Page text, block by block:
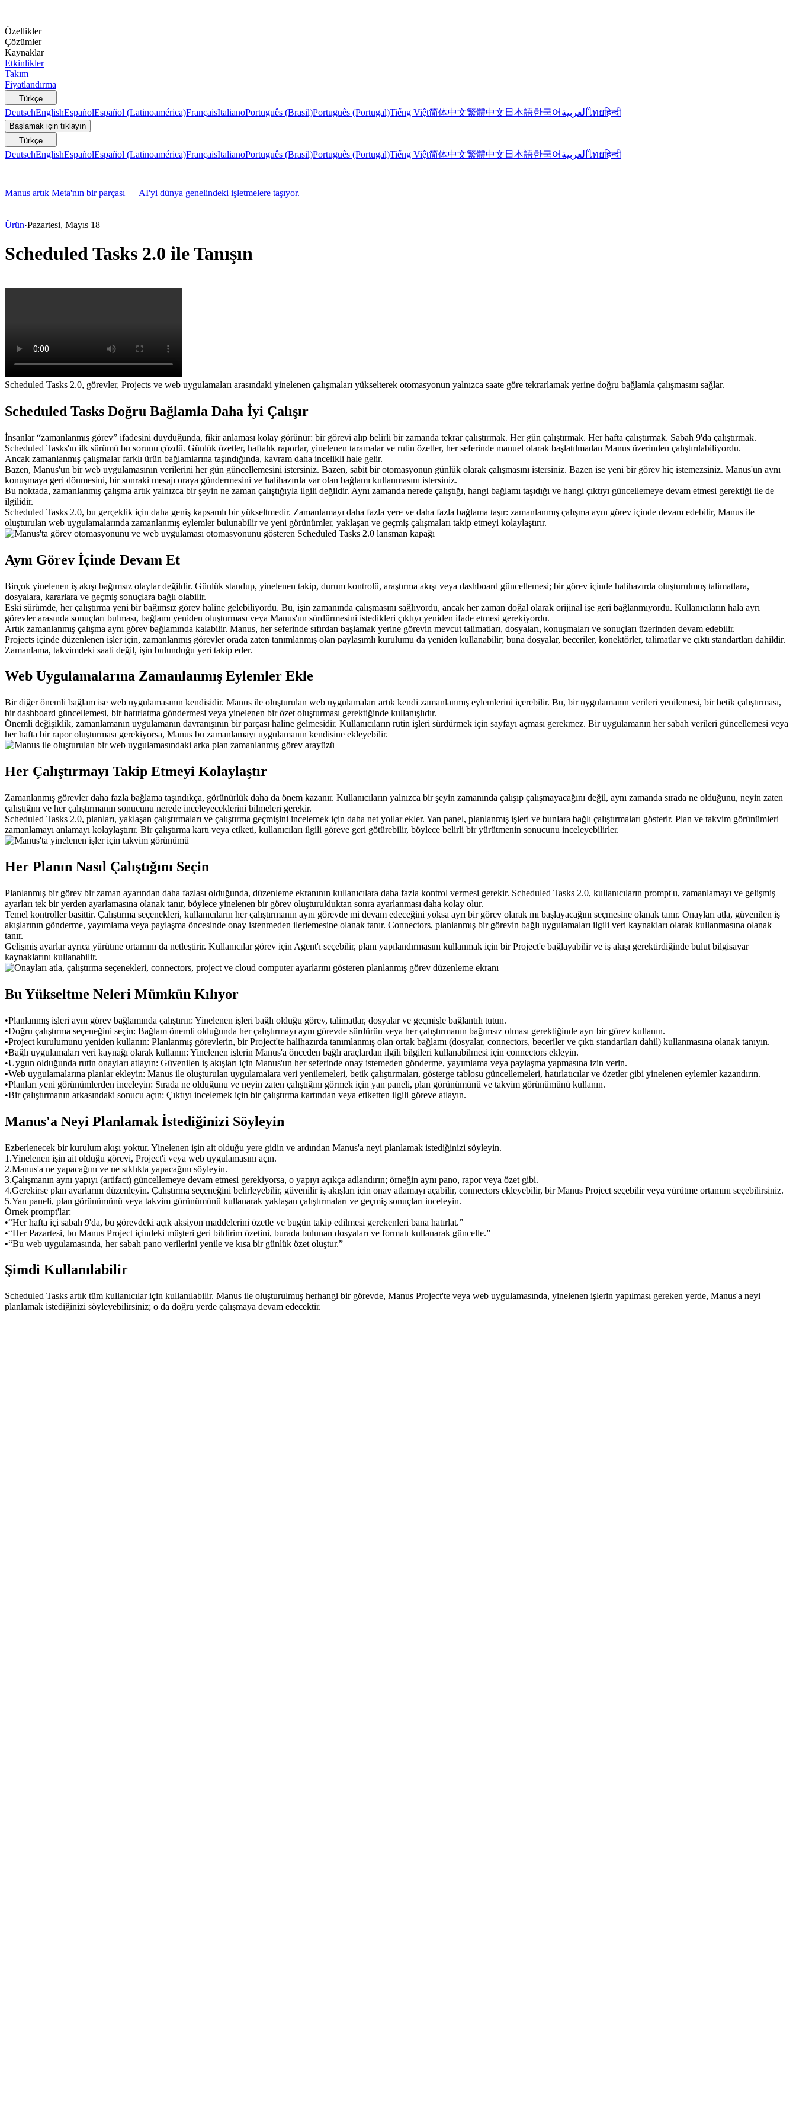
Özellikler
Çözümler
Kaynaklar
Etkinlikler
Takım
Fiyatlandırma
Türkçe
DeutschEnglishEspañolEspañol (Latinoamérica)FrançaisItalianoPortuguês (Brasil)Português (Portugal)Tiếng Việt简体中文繁體中文 日本語한국어 العربيةไทยहिन्दी
Başlamak için tıklayın
Türkçe
DeutschEnglishEspañolEspañol (Latinoamérica)FrançaisItalianoPortuguês (Brasil)Português (Portugal)Tiếng Việt简体中文繁體中文 日本語한국어 العربيةไทยहिन्दी
Manus artık Meta'nın bir parçası — AI'yi dünya genelindeki işletmelere taşıyor.
Ürün·Pazartesi, Mayıs 18
Scheduled Tasks 2.0 ile Tanışın
Scheduled Tasks 2.0, görevler, Projects ve web uygulamaları arasındaki yinelenen çalışmaları yükselterek otomasyonun yalnızca saate göre tekrarlamak yerine doğru bağlamla çalışmasını sağlar.
Scheduled Tasks Doğru Bağlamla Daha İyi Çalışır
İnsanlar “zamanlanmış görev” ifadesini duyduğunda, fikir anlaması kolay görünür: bir görevi alıp belirli bir zamanda tekrar çalıştırmak. Her gün çalıştırmak. Her hafta çalıştırmak. Sabah 9'da çalıştırmak.
Scheduled Tasks'ın ilk sürümü bu sorunu çözdü. Günlük özetler, haftalık raporlar, yinelenen taramalar ve rutin özetler, her seferinde manuel olarak başlatılmadan Manus üzerinden çalıştırılabiliyordu.
Ancak zamanlanmış çalışmalar farklı ürün bağlamlarına taşındığında, kavram daha incelikli hale gelir.
Bazen, Manus'un bir web uygulamasının verilerini her gün güncellemesini istersiniz. Bazen, sabit bir otomasyonun günlük olarak çalışmasını istersiniz. Bazen ise yeni bir görev hiç istemezsiniz. Manus'un aynı
konuşmaya geri dönmesini, bir sonraki mesajı oraya göndermesini ve halihazırda var olan bağlamı kullanmasını istersiniz.
Bu noktada, zamanlanmış çalışma artık yalnızca bir şeyin ne zaman çalıştığıyla ilgili değildir. Aynı zamanda nerede çalıştığı, hangi bağlamı taşıdığı ve hangi çıktıyı güncellemeye devam etmesi gerektiği ile de
ilgilidir.
Scheduled Tasks 2.0, bu gerçeklik için daha geniş kapsamlı bir yükseltmedir. Zamanlamayı daha fazla yere ve daha fazla bağlama taşır: zamanlanmış çalışma aynı görev içinde devam edebilir, Manus ile
oluşturulan web uygulamalarında zamanlanmış eylemler bulunabilir ve yeni görünümler, yaklaşan ve geçmiş çalışmaları takip etmeyi kolaylaştırır.
Aynı Görev İçinde Devam Et
Birçok yinelenen iş akışı bağımsız olaylar değildir. Günlük standup, yinelenen takip, durum kontrolü, araştırma akışı veya dashboard güncellemesi; bir görev içinde halihazırda oluşturulmuş talimatlara,
dosyalara, kararlara ve geçmiş sonuçlara bağlı olabilir.
Eski sürümde, her çalıştırma yeni bir bağımsız görev haline gelebiliyordu. Bu, işin zamanında çalışmasını sağlıyordu, ancak her zaman doğal olarak orijinal işe geri bağlanmıyordu. Kullanıcıların hala ayrı
görevler arasında sonuçları bulması, bağlamı yeniden oluşturması veya Manus'un sürdürmesini istedikleri çıktıyı yeniden ifade etmesi gerekiyordu.
Artık zamanlanmış çalışma aynı görev bağlamında kalabilir. Manus, her seferinde sıfırdan başlamak yerine görevin mevcut talimatları, dosyaları, konuşmaları ve sonuçları üzerinden devam edebilir.
Projects içinde düzenlenen işler için, zamanlanmış görevler orada zaten tanımlanmış olan paylaşımlı kurulumu da yeniden kullanabilir; buna dosyalar, beceriler, konektörler, talimatlar ve çıktı standartları dahildir.
Zamanlama, takvimdeki saati değil, işin bulunduğu yeri takip eder.
Web Uygulamalarına Zamanlanmış Eylemler Ekle
Bir diğer önemli bağlam ise web uygulamasının kendisidir. Manus ile oluşturulan web uygulamaları artık kendi zamanlanmış eylemlerini içerebilir. Bu, bir uygulamanın verileri yenilemesi, bir betik çalıştırması,
bir dashboard güncellemesi, bir hatırlatma göndermesi veya yinelenen bir özet oluşturması gerektiğinde kullanışlıdır.
Önemli değişiklik, zamanlamanın uygulamanın davranışının bir parçası haline gelmesidir. Kullanıcıların rutin işleri sürdürmek için sayfayı açması gerekmez. Bir uygulamanın her sabah verileri güncellemesi veya
her hafta bir rapor oluşturması gerekiyorsa, Manus bu zamanlamayı uygulamanın kendisine ekleyebilir.
Her Çalıştırmayı Takip Etmeyi Kolaylaştır
Zamanlanmış görevler daha fazla bağlama taşındıkça, görünürlük daha da önem kazanır. Kullanıcıların yalnızca bir şeyin zamanında çalışıp çalışmayacağını değil, aynı zamanda sırada ne olduğunu, neyin zaten
çalıştığını ve her çalıştırmanın sonucunu nerede inceleyeceklerini bilmeleri gerekir.
Scheduled Tasks 2.0, planları, yaklaşan çalıştırmaları ve çalıştırma geçmişini incelemek için daha net yollar ekler. Yan panel, planlanmış işleri ve bunlara bağlı çalıştırmaları gösterir. Plan ve takvim görünümleri
zamanlamayı anlamayı kolaylaştırır. Bir çalıştırma kartı veya etiketi, kullanıcıları ilgili göreve geri götürebilir, böylece belirli bir yürütmenin sonucunu inceleyebilirler.
Her Planın Nasıl Çalıştığını Seçin
Planlanmış bir görev bir zaman ayarından daha fazlası olduğunda, düzenleme ekranının kullanıcılara daha fazla kontrol vermesi gerekir. Scheduled Tasks 2.0, kullanıcıların prompt'u, zamanlamayı ve gelişmiş
ayarları tek bir yerden ayarlamasına olanak tanır, böylece yinelenen bir görev oluşturulduktan sonra ayarlanması daha kolay olur.
Temel kontroller basittir. Çalıştırma seçenekleri, kullanıcıların her çalıştırmanın aynı görevde mi devam edeceğini yoksa ayrı bir görev olarak mı başlayacağını seçmesine olanak tanır. Onayları atla, güvenilen iş
akışlarının gönderme, yayımlama veya paylaşma öncesinde onay istenmeden ilerlemesine olanak tanır. Connectors, planlanmış bir görevin bağlı uygulamaları ilgili veri kaynakları olarak kullanmasına olanak
tanır.
Gelişmiş ayarlar ayrıca yürütme ortamını da netleştirir. Kullanıcılar görev için Agent'ı seçebilir, planı yapılandırmasını kullanmak için bir Project'e bağlayabilir ve iş akışı gerektirdiğinde bulut bilgisayar
kaynaklarını kullanabilir.
Bu Yükseltme Neleri Mümkün Kılıyor
•Planlanmış işleri aynı görev bağlamında çalıştırın: Yinelenen işleri bağlı olduğu görev, talimatlar, dosyalar ve geçmişle bağlantılı tutun.
•Doğru çalıştırma seçeneğini seçin: Bağlam önemli olduğunda her çalıştırmayı aynı görevde sürdürün veya her çalıştırmanın bağımsız olması gerektiğinde ayrı bir görev kullanın.
•Project kurulumunu yeniden kullanın: Planlanmış görevlerin, bir Project'te halihazırda tanımlanmış olan ortak bağlamı (dosyalar, connectors, beceriler ve çıktı standartları dahil) kullanmasına olanak tanıyın.
•Bağlı uygulamaları veri kaynağı olarak kullanın: Yinelenen işlerin Manus'a önceden bağlı araçlardan ilgili bilgileri kullanabilmesi için connectors ekleyin.
•Uygun olduğunda rutin onayları atlayın: Güvenilen iş akışları için Manus'un her seferinde onay istemeden gönderme, yayımlama veya paylaşma yapmasına izin verin.
•Web uygulamalarına planlar ekleyin: Manus ile oluşturulan uygulamalara veri yenilemeleri, betik çalıştırmaları, gösterge tablosu güncellemeleri, hatırlatıcılar ve özetler gibi yinelenen eylemler kazandırın.
•Planları yeni görünümlerden inceleyin: Sırada ne olduğunu ve neyin zaten çalıştığını görmek için yan paneli, plan görünümünü ve takvim görünümünü kullanın.
•Bir çalıştırmanın arkasındaki sonucu açın: Çıktıyı incelemek için bir çalıştırma kartından veya etiketten ilgili göreve atlayın.
Manus'a Neyi Planlamak İstediğinizi Söyleyin
Ezberlenecek bir kurulum akışı yoktur. Yinelenen işin ait olduğu yere gidin ve ardından Manus'a neyi planlamak istediğinizi söyleyin.
1 .Yinelenen işin ait olduğu görevi, Project'i veya web uygulamasını açın.
2.Manus'a ne yapacağını ve ne sıklıkta yapacağını söyleyin.
3.Çalışmanın aynı yapıyı (artifact) güncellemeye devam etmesi gerekiyorsa, o yapıyı açıkça adlandırın; örneğin aynı pano, rapor veya özet gibi.
4.Gerekirse plan ayarlarını düzenleyin. Çalıştırma seçeneğini belirleyebilir, güvenilir iş akışları için onay atlamayı açabilir, connectors ekleyebilir, bir Manus Project seçebilir veya yürütme ortamını seçebilirsiniz.
5.Yan paneli, plan görünümünü veya takvim görünümünü kullanarak yaklaşan çalıştırmaları ve geçmiş sonuçları inceleyin.
Örnek prompt'lar:
•“Her hafta içi sabah 9'da, bu görevdeki açık aksiyon maddelerini özetle ve bugün takip edilmesi gerekenleri bana hatırlat.”
•“Her Pazartesi, bu Manus Project içindeki müşteri geri bildirim özetini, burada bulunan dosyaları ve formatı kullanarak güncelle.”
•“Bu web uygulamasında, her sabah pano verilerini yenile ve kısa bir günlük özet oluştur.”
Şimdi Kullanılabilir
Scheduled Tasks artık tüm kullanıcılar için kullanılabilir. Manus ile oluşturulmuş herhangi bir görevde, Manus Project'te veya web uygulamasında, yinelenen işlerin yapılması gereken yerde, Manus'a neyi
planlamak istediğinizi söyleyebilirsiniz; o da doğru yerde çalışmaya devam edecektir.